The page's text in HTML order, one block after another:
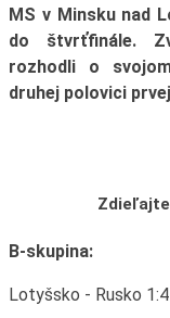
MS v Minsku nad
do štvrťfinále.
rozhodli o
druhej polovici
B-skupina:
Lotyšsko - Rusko